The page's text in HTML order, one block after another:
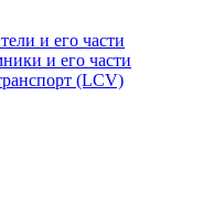
и его части
и его части
(LCV)